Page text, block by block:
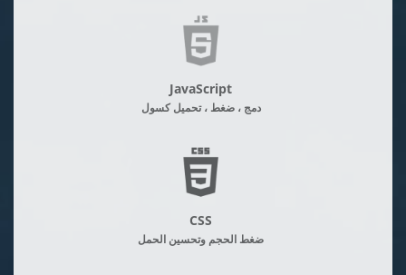
JavaScript
دمج ، ضغط ، تحميل كسول
CSS
ضغط الحجم وتحسين الحمل